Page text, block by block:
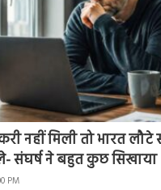
नहीं मिली तो भारत लौटे
संघर्ष ने बहुत कुछ सिखाया
PM